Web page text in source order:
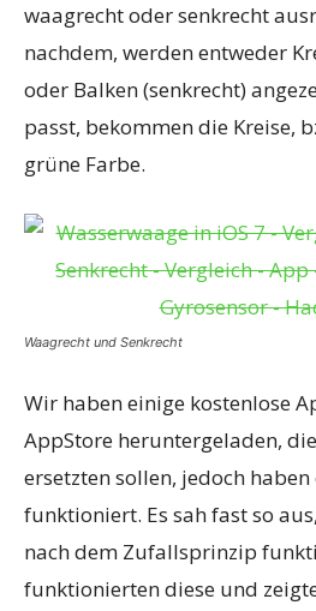
waagrecht oder senkrecht
nachdem, werden entweder
oder Balken (senkrecht)
passt, bekommen die Kreise,
grüne Farbe.
Waagrecht und Senkrecht
Wir haben einige kostenlose
AppStore heruntergeladen,
ersetzten sollen, jedoch
funktioniert. Es sah fast so
nach dem Zufallsprinzip
funktionierten diese und